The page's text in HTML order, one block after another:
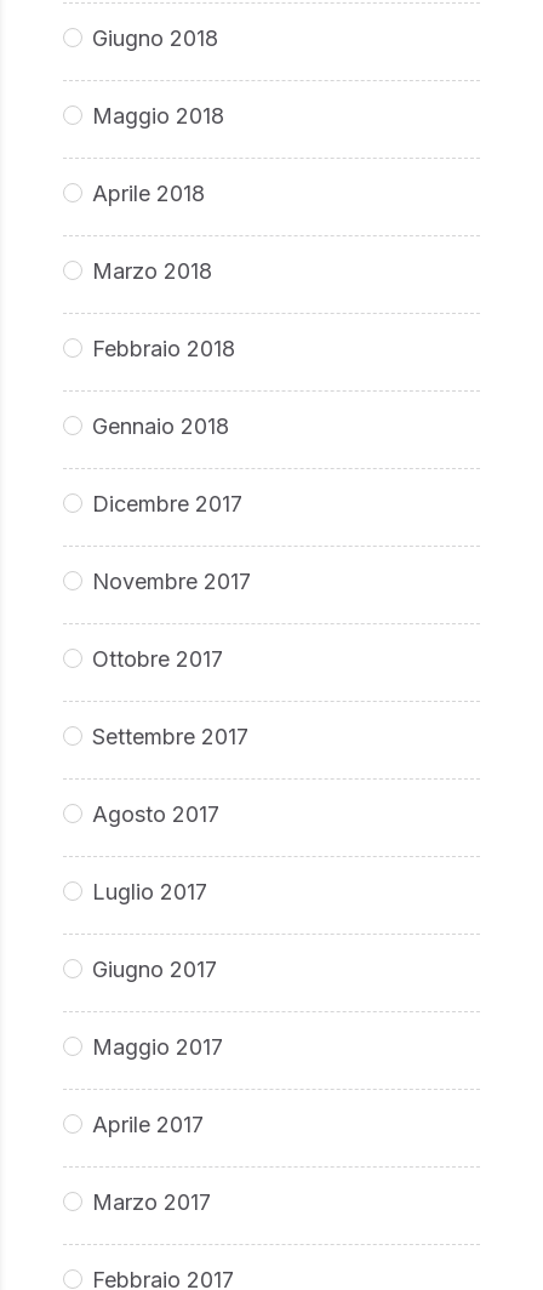
Giugno 2018
Maggio 2018
Aprile 2018
Marzo 2018
Febbraio 2018
Gennaio 2018
Dicembre 2017
Novembre 2017
Ottobre 2017
Settembre 2017
Agosto 2017
Luglio 2017
Giugno 2017
Maggio 2017
Aprile 2017
Marzo 2017
Febbraio 2017